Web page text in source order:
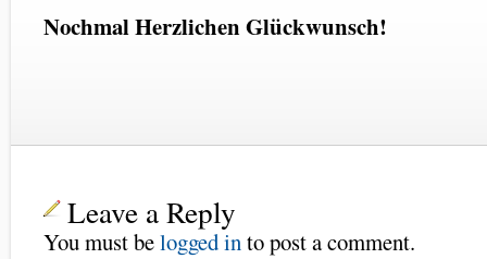
Nochmal Herzlichen Glückwunsch!
Leave a Reply
You must belogged into post a comment.